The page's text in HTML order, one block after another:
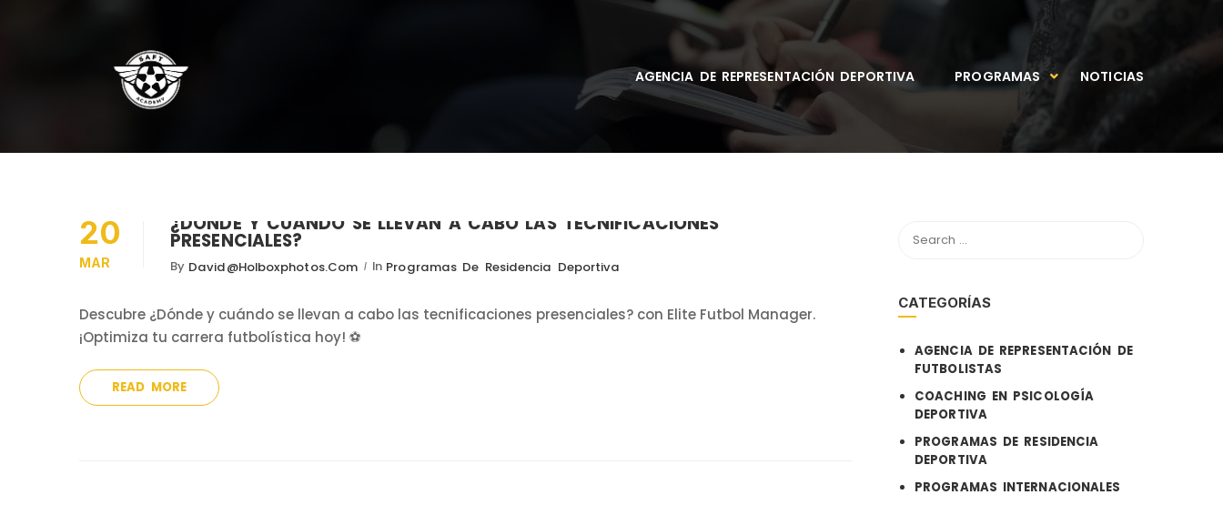
AGENCIA DE REPRESENTACIÓN DEPORTIVA PROGRAMAS NOTICIAS
20
MAR
¿DÓNDE Y CUÁNDO SE LLEVAN A CABO LAS TECNIFICACIONES
PRESENCIALES?
By David@holboxphotos.com In Programas De Residencia Deportiva
Descubre ¿Dónde y cuándo se llevan a cabo las tecnificaciones presenciales? con Elite Futbol Manager.
¡Optimiza tu carrera futbolística hoy! ⚽️
READ MORE
CATEGORÍAS
AGENCIA DE REPRESENTACIÓN DE
FUTBOLISTAS
COACHING EN PSICOLOGÍA
DEPORTIVA
PROGRAMAS DE RESIDENCIA
DEPORTIVA
PROGRAMAS INTERNACIONALES